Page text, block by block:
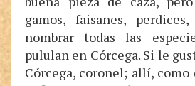
gamos, faisanes,
nombrar todas las
pululan en Córcega. Si le
Córcega, coronel; allí, como